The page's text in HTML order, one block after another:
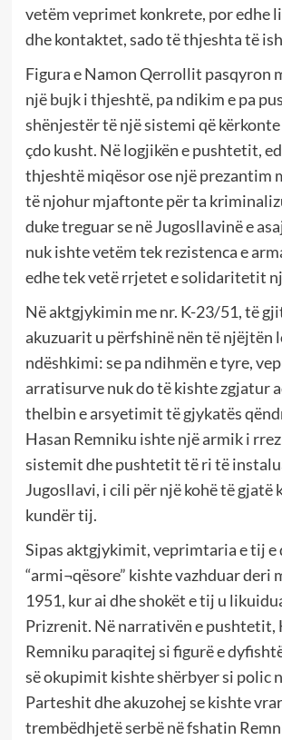
vetëm veprimet konkrete, por edhe
dhe kontaktet, sado të thjeshta të
Figura e Namon Qerrollit pasqyron
një bujk i thjeshtë, pa ndikim e pa
shënjestër të një sistemi që
çdo kusht. Në logjikën e pushtetit,
thjeshtë miqësor ose një prezantim
të njohur mjaftonte për ta
duke treguar se në Jugosllavinë e
nuk ishte vetëm tek rezistenca e
edhe tek vetë rrjetet e solidaritetit
Në aktgjykimin me nr. K-23/51, të
akuzuarit u përfshinë nën të njëjtën
ndëshkimi: se pa ndihmën e tyre,
arratisurve nuk do të kishte zgjatur
thelbin e arsyetimit të gjykatës
Hasan Remniku ishte një armik i
sistemit dhe pushtetit të ri të
Jugosllavi, i cili për një kohë të gjatë
kundër tij.
Sipas aktgjykimit, veprimtaria e tij e
“armi¬qësore” kishte vazhduar deri
1951, kur ai dhe shokët e tij u
Prizrenit. Në narrativën e pushtetit,
Remniku paraqitej si figurë e
së okupimit kishte shërbyer si polic
Parteshit dhe akuzohej se kishte
trembëdhjetë serbë në fshatin